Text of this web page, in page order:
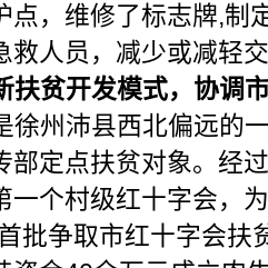
点，维修了标志牌,制
救人员，减少或减轻
扶贫开发模式，协调
州沛县西北偏远的
部定点扶贫对象。经
一个村级红十字会，
批争取市红十字会